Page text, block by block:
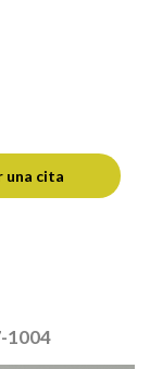
una cita
1004